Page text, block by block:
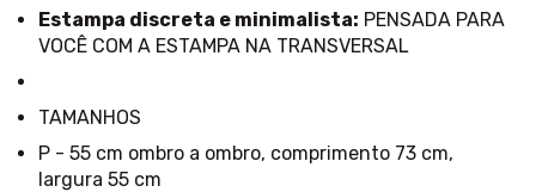
Estampa discreta e minimalista: PENSADA PARA
VOCÊ COM A ESTAMPA NA TRANSVERSAL
TAMANHOS
P - 55 cm ombro a ombro, comprimento 73 cm,
largura 55 cm